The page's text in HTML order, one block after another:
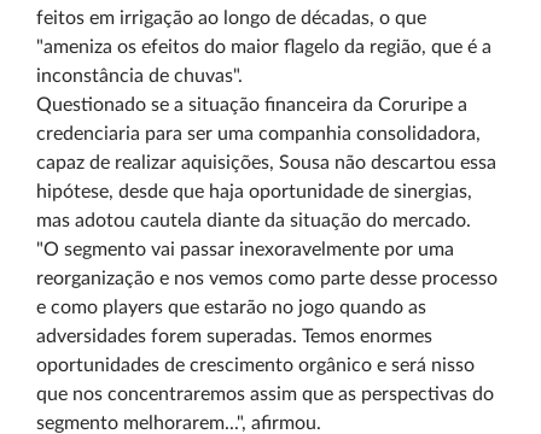
feitos em irrigação ao longo de décadas, o que
"ameniza os efeitos do maior flagelo da região, que é a
inconstância de chuvas".
Questionado se a situação financeira da Coruripe a
credenciaria para ser uma companhia consolidadora,
capaz de realizar aquisições, Sousa não descartou essa
hipótese, desde que haja oportunidade de sinergias,
mas adotou cautela diante da situação do mercado.
"O segmento vai passar inexoravelmente por uma
reorganização e nos vemos como parte desse processo
e como players que estarão no jogo quando as
adversidades forem superadas. Temos enormes
oportunidades de crescimento orgânico e será nisso
que nos concentraremos assim que as perspectivas do
segmento melhorarem...", afirmou.